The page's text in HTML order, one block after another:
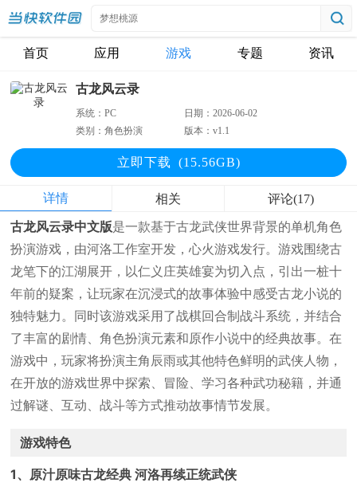
首页 应用 游戏 专题 资讯
古龙风云录
系统：PC 日期：2026-06-02
类别：角色扮演 版本：v1.1
立即下载 (15.56GB)
详情 相关 评论(17)
古龙风云录中文版是一款基于古龙武侠世界背景的单机角色
扮演游戏，由河洛工作室开发，心火游戏发行。游戏围绕古
龙笔下的江湖展开，以仁义庄英雄宴为切入点，引出一桩十
年前的疑案，让玩家在沉浸式的故事体验中感受古龙小说的
独特魅力。同时该游戏采用了战棋回合制战斗系统，并结合
了丰富的剧情、角色扮演元素和原作小说中的经典故事。在
游戏中，玩家将扮演主角辰雨或其他特色鲜明的武侠人物，
在开放的游戏世界中探索、冒险、学习各种武功秘籍，并通
过解谜、互动、战斗等方式推动故事情节发展。
游戏特色
1、原汁原味古龙经典 河洛再续正统武侠